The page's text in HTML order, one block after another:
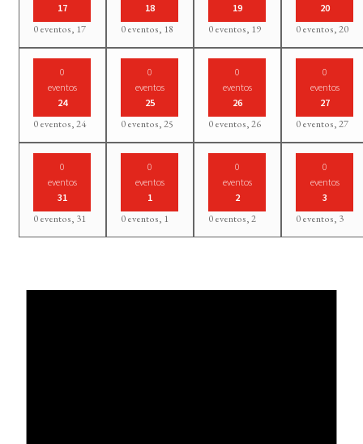
17
0 eventos, 17
18
0 eventos, 18
19
0 eventos, 19
20
0 eventos,20
0
eventos
24
0 eventos,24
0
eventos
25
0 eventos,25
0
eventos
26
0 eventos,26
0
eventos
27
0 eventos,27
0
eventos
31
0 eventos, 31
0
eventos
1
0 eventos, 1
0
eventos
2
0 eventos,2
0
eventos
3
0 eventos, 3